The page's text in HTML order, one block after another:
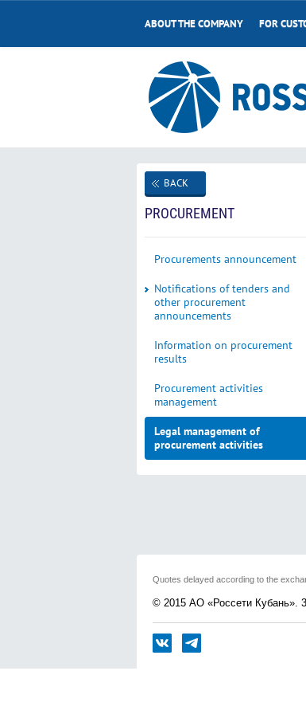
ABOUT THE COMPANY FOR
BACK
PROCUREMENT
Procurements announcement
Notifications of tenders and
other procurement
announcements
Information on procurement
results
Procurement activities
management
Legal management of
procurement activities
Quotes delayed according to the
© 2015 АО «Россети Кубань».